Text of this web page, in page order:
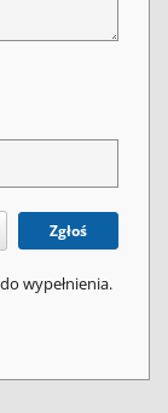
Zgłoś
wypełnienia.